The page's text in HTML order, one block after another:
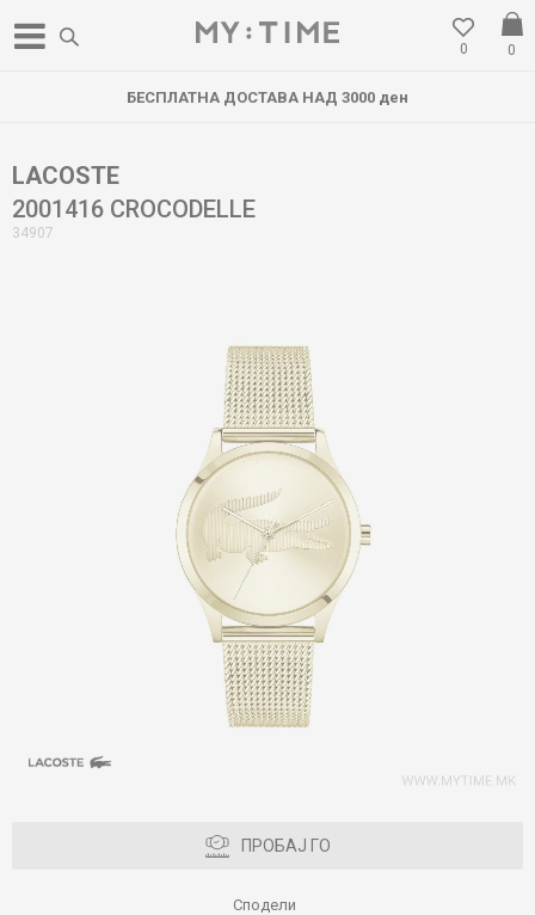
0
0
БЕСПЛАТНА ДОСТАВА НАД 3000 ден
LACOSTE
2001416 CROCODELLE
34907
ПРОБАЈ ГО
Сподели